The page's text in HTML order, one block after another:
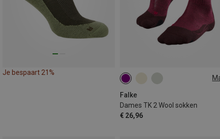
Je bespaart 21%
Falke
Dames TK 2 Wool sokken
€ 26,96
35|36 37|38
41|42